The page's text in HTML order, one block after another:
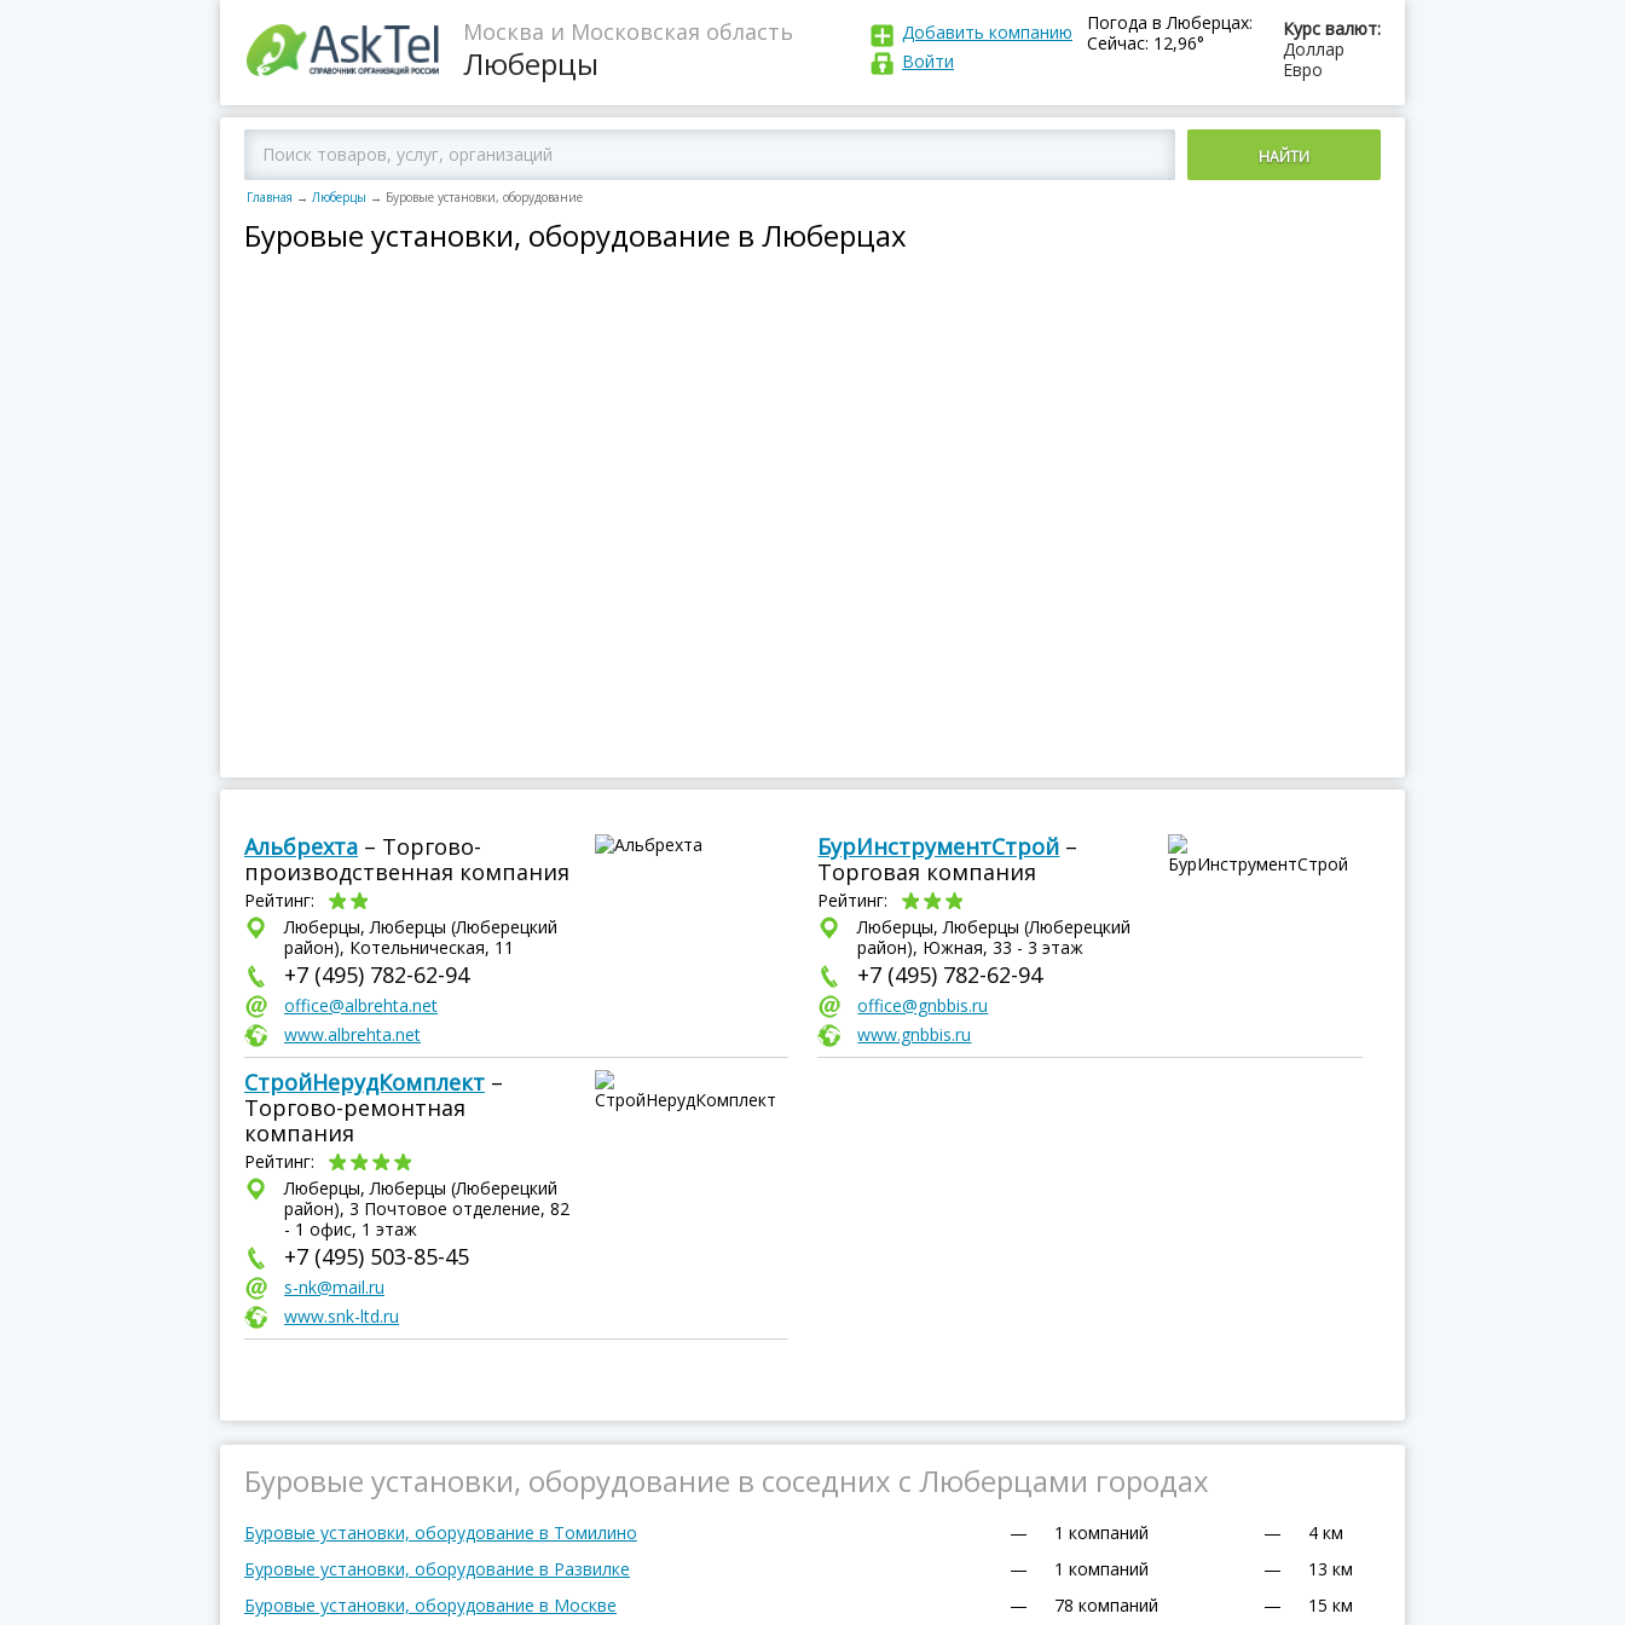
Москва и Московская область
Люберцы
Курс валют:
Доллар
Евро
Погода в Люберцах:
Сейчас: 12,96°
Добавить компанию
Войти
Главная → Люберцы → Буровые установки, оборудование
Буровые установки, оборудование в Люберцах
Альбрехта – Торгово-
производственная компания
Рейтинг:
Люберцы, Люберцы (Люберецкий
район), Котельническая, 11
+7 (495) 782-62-94
office@albrehta.net
www.albrehta.net
БурИнструментСтрой –
Торговая компания
Рейтинг:
Люберцы, Люберцы (Люберецкий
район), Южная, 33 - 3 этаж
+7 (495) 782-62-94
office@gnbbis.ru
www.gnbbis.ru
СтройНерудКомплект –
Торгово-ремонтная
компания
Рейтинг:
Люберцы, Люберцы (Люберецкий
район), 3 Почтовое отделение, 82
- 1 офис, 1 этаж
+7 (495) 503-85-45
s-nk@mail.ru
www.snk-ltd.ru
Буровые установки, оборудование в соседних с Люберцами городах
Буровые установки, оборудование в Томилино — 1 компаний —
4 км
Буровые установки, оборудование в Развилке
— 1 компаний —
13 км
Буровые установки, оборудование в Москве
— 78 компаний — 15 км